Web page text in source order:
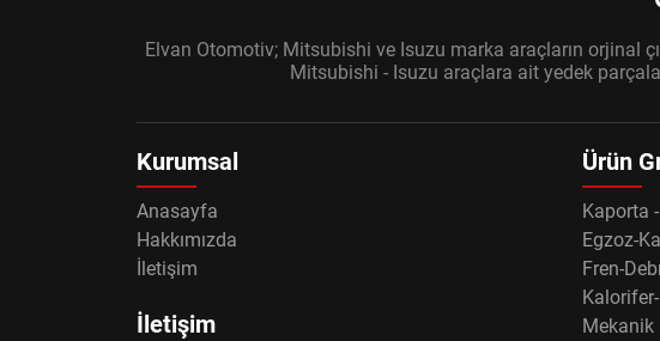
Elvan Otomotiv; Mitsubishi ve Isuzu marka araçların orjinal
Mitsubishi - Isuzu araçlara ait yedek
Kurumsal
Anasayfa
Hakkımızda
İletişim
İletişim
Ürün
Kaporta
Egzoz-
Fren-
Mekanik